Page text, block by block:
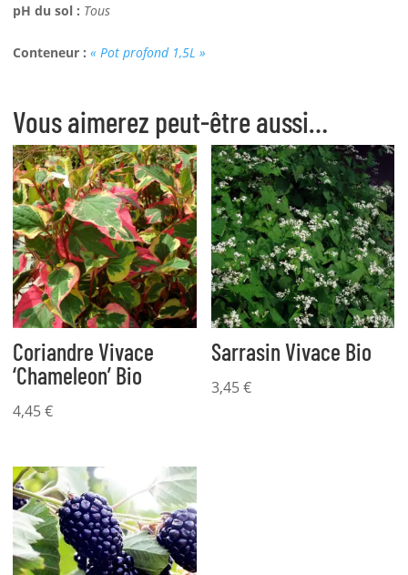
pH du sol : Tous
Conteneur :« Pot profond 1,5L »
Vous aimerez peut-être aussi…
Coriandre Vivace
‘Chameleon’ Bio
4,45€
Sarrasin Vivace Bio
3,45€